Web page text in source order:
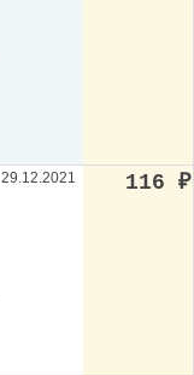
29.12.2021 116 ₽